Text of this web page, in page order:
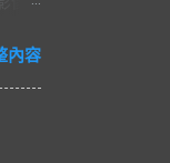
內容